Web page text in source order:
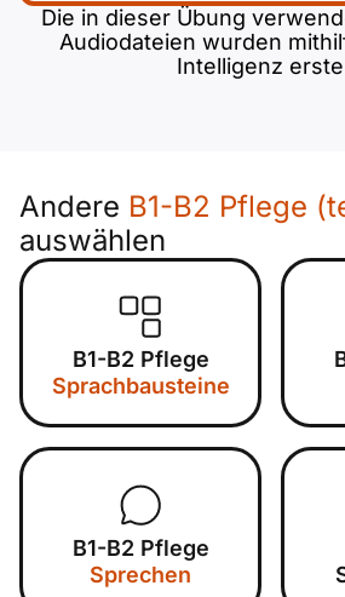
Die in dieser Übung
Audiodateien wurden
Intelligenz
Andere B1-B2 Pflege
auswählen
B1-B2 Pflege
Sprachbausteine
B1-B2 Pflege
Sprechen